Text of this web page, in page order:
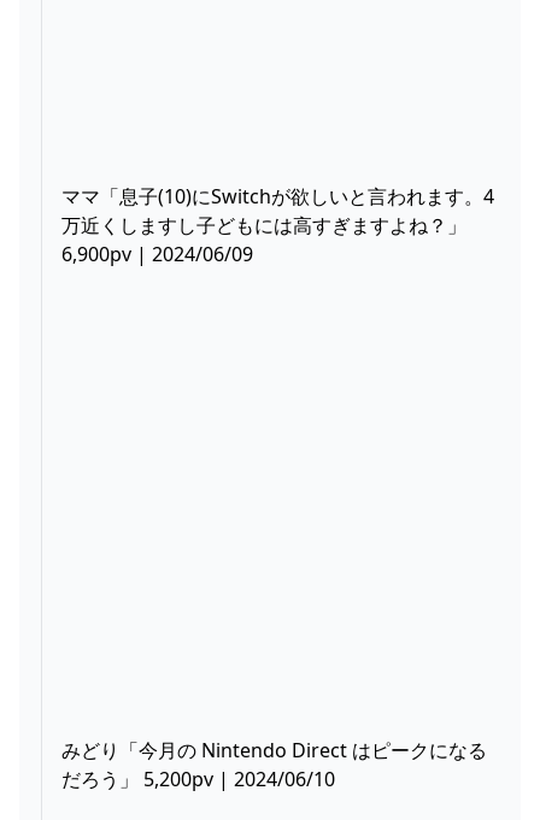
ママ「息子(10)にSwitchが欲しいと言われます。4
万近くしますし子どもには高すぎますよね？」
6,900pv | 2024/06/09
みどり「今月の Nintendo Direct はピークになる
だろう」 5,200pv | 2024/06/10